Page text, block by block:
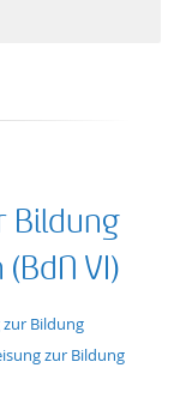
Bildung
VI)
zur Bildung
zur Bildung